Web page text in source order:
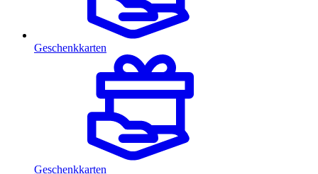
Geschenkkarten
Geschenkkarten